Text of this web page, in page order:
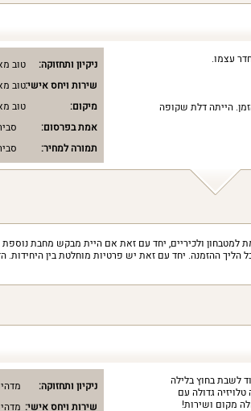
ניקיון ותחזוקה:
טוב
שירות ויחס אישי:טוב
מיקום:
טוב
אמת בפרסום:
תמורה למחיר:
עצמו.
הייתה דלת שקופה
ולכיריים, יחד עם זאת אם היית מבקש מחבת
ההזמנה. יחד עם זאת יש פרטיות מוחלטת בין היחידות.
ניקיון ותחזוקה:
שירות ויחס אישי:
לשבת בחוץ בלילה
גדולה עם
מקום ושירות!